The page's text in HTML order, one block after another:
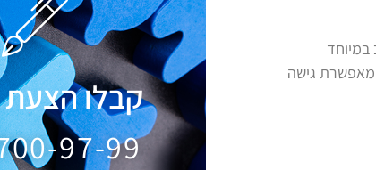
במיוחד
מאפשרת גישה
קבלו
97-99